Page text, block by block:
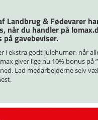
Landbrug & Fødevarer
når du handler på
på gavebeviser.
i ekstra godt julehumør, når
giver lige nu 10% bonus på
Lad medarbejderne selv